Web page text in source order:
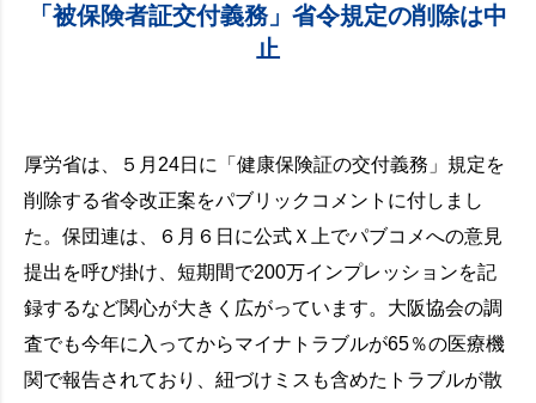
「被保険者証交付義務」省令規定の削除は中
止
厚労省は、５月24日に「健康保険証の交付義務」規定を
削除する省令改正案をパブリックコメントに付しまし
た。保団連は、６月６日に公式Ｘ上でパブコメへの意見
提出を呼び掛け、短期間で200万インプレッションを記
録するなど関心が大きく広がっています。大阪協会の調
査でも今年に入ってからマイナトラブルが65％の医療機
関で報告されており、紐づけミスも含めたトラブルが散